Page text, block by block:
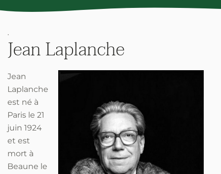
.
Jean Laplanche
Jean
Laplanche
est né à
Paris le 21
juin 1924
et est
mort à
Beaune le